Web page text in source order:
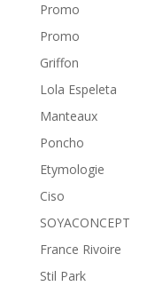
Promo
Promo
Griffon
Lola Espeleta
Manteaux
Poncho
Etymologie
Ciso
SOYACONCEPT
France Rivoire
Stil Park